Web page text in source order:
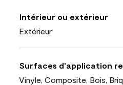
Intérieur ou extérieur
Extérieur
Surfaces d’application
Vinyle, Composite, Bois,